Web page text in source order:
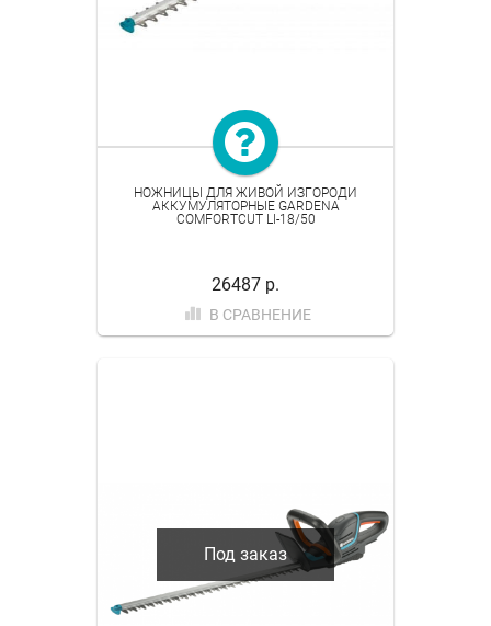
НОЖНИЦЫ ДЛЯ ЖИВОЙ ИЗГОРОДИ
АККУМУЛЯТОРНЫЕ GARDENA
COMFORTCUT LI-18/50
26487 р.
В СРАВНЕНИЕ
Под заказ